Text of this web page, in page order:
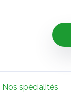
Nos spécialités